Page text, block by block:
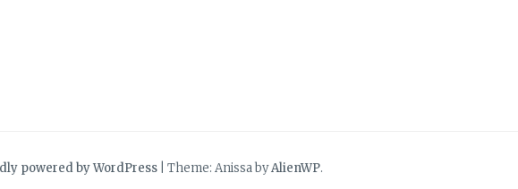
powered by WordPress Theme: Anissa byAlienWP.